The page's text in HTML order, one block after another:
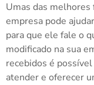
Umas das melhores
empresa pode
para que ele fale o
modificado na sua
recebidos é
atender e oferecer